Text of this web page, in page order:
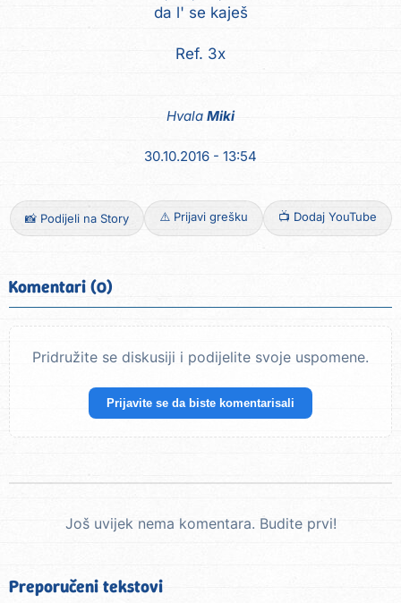
da l' se kaješ
Ref. 3x
Hvala Miki
30.10.2016 - 13:54
📸 Podijeli na Story ⚠️ Prijavi grešku 📺 Dodaj YouTube
Komentari (0)
Pridružite se diskusiji i podijelite svoje uspomene.
Prijavite se da biste komentarisali
Još uvijek nema komentara. Budite prvi!
Preporučeni tekstovi